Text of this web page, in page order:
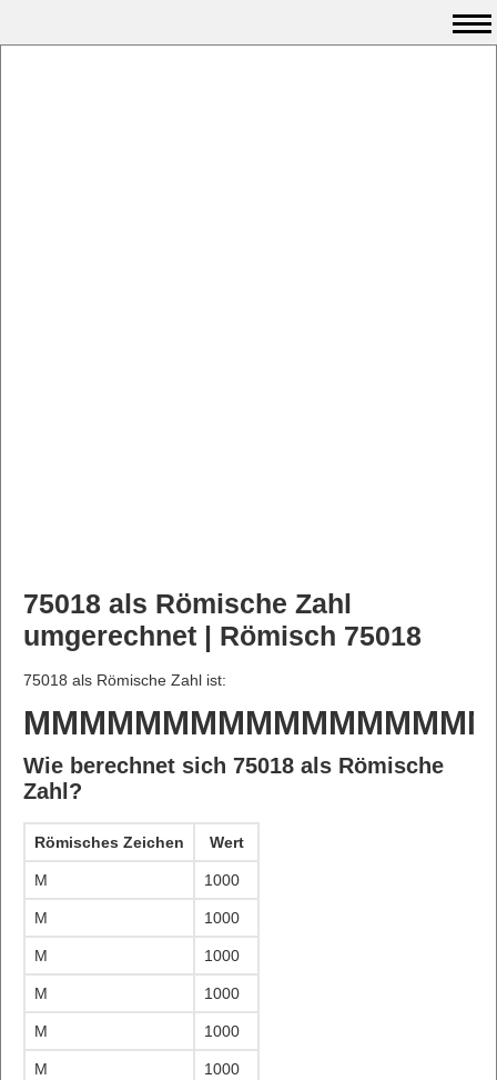
75018 als Römische Zahl
umgerechnet | Römisch 75018
75018 als Römische Zahl ist:
Wie berechnet sich 75018 als Römische
Zahl?
Römisches Zeichen Wert
M 1000
M 1000
M 1000
M 1000
M 1000
M 1000